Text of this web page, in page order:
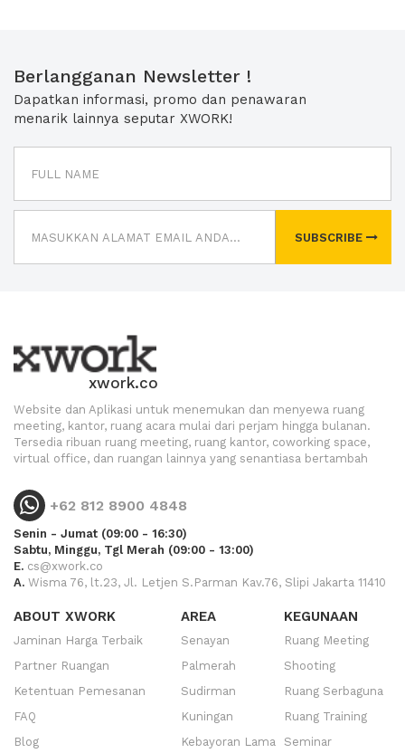
Berlangganan Newsletter !
Dapatkan informasi, promo dan penawaran
menarik lainnya seputar XWORK!
SUBSCRIBE
xwork.co
Website dan Aplikasi untuk menemukan dan menyewa ruang
meeting, kantor, ruang acara mulai dari perjam hingga bulanan.
Tersedia ribuan ruang meeting, ruang kantor, coworking space,
virtual office, dan ruangan lainnya yang senantiasa bertambah
+62 812 8900 4848
Senin - Jumat (09:00 - 16:30)
Sabtu, Minggu, Tgl Merah (09:00 - 13:00)
E. cs@xwork.co
A. Wisma 76, lt.23, Jl. Letjen S.Parman Kav.76, Slipi Jakarta 11410
ABOUT XWORK
Jaminan Harga Terbaik
Partner Ruangan
Ketentuan Pemesanan
FAQ
Blog
AREA
Senayan
Palmerah
Sudirman
Kuningan
Kebayoran Lama
KEGUNAAN
Ruang Meeting
Shooting
Ruang Serbaguna
Ruang Training
Seminar